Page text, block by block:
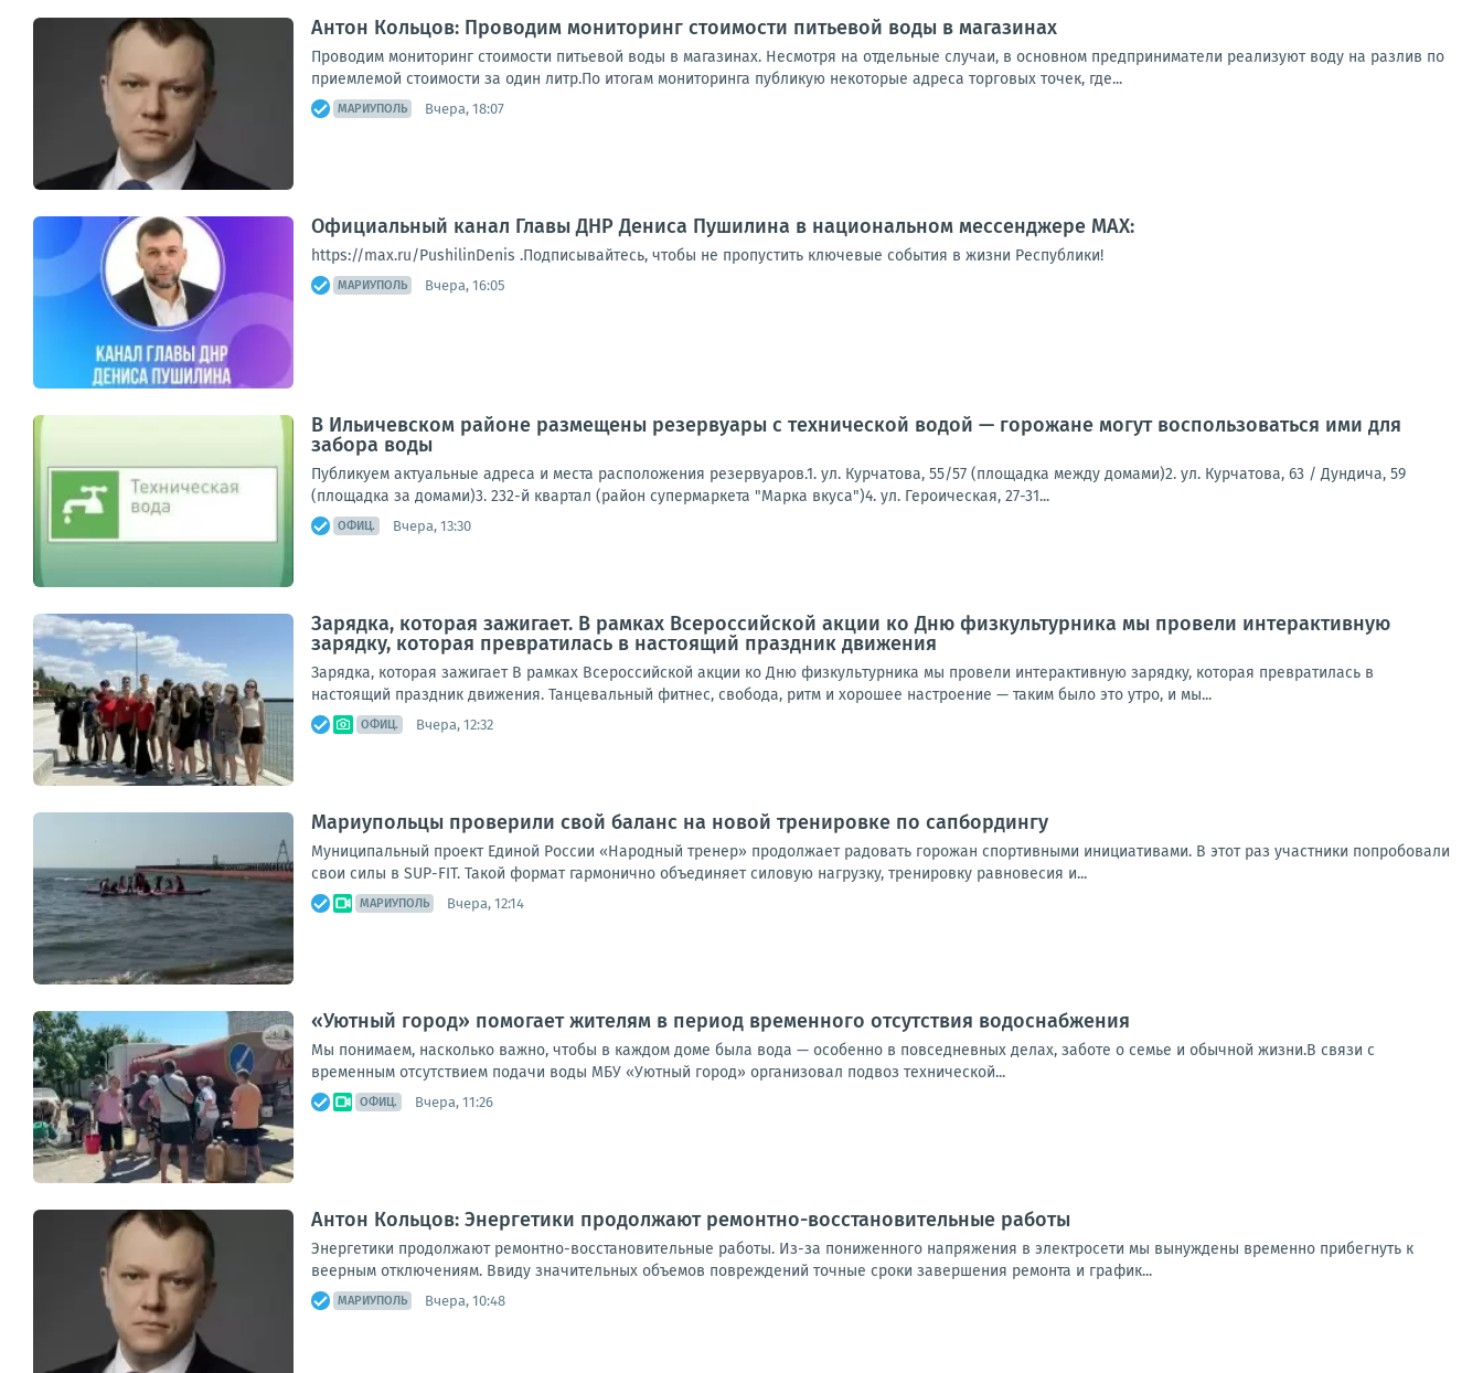
Антон Кольцов: Проводим мониторинг стоимости питьевой воды в магазинах
Проводим мониторинг стоимости питьевой воды в магазинах. Несмотря на отдельные случаи, в основном предприниматели реализуют воду на разлив по
приемлемой стоимости за один литр.По итогам мониторинга публикую некоторые адреса торговых точек, где...
МАРИУПОЛЬ Вчера, 18:07
Официальный канал Главы ДНР Дениса Пушилина в национальном мессенджере MAX:
https://max.ru/PushilinDenis .Подписывайтесь, чтобы не пропустить ключевые события в жизни Республики!
МАРИУПОЛЬ Вчера, 16:05
В Ильичевском районе размещены резервуары с технической водой — горожане могут воспользоваться ими для
забора воды
Публикуем актуальные адреса и места расположения резервуаров.1. ул. Курчатова, 55/57 (площадка между домами)2. ул. Курчатова, 63 / Дундича, 59
(площадка за домами)3. 232-й квартал (район супермаркета "Марка вкуса")4. ул. Героическая, 27-31...
ОФИЦ. Вчера, 13:30
Зарядка, которая зажигает. В рамках Всероссийской акции ко Дню физкультурника мы провели интерактивную
зарядку, которая превратилась в настоящий праздник движения
Зарядка, которая зажигает В рамках Всероссийской акции ко Дню физкультурника мы провели интерактивную зарядку, которая превратилась в
настоящий праздник движения. Танцевальный фитнес, свобода, ритм и хорошее настроение — таким было это утро, и мы...
ОФИЦ. Вчера, 12:32
Мариупольцы проверили свой баланс на новой тренировке по сапбордингу
Муниципальный проект Единой России «Народный тренер» продолжает радовать горожан спортивными инициативами. В этот раз участники попробовали
свои силы в SUP-FIT. Такой формат гармонично объединяет силовую нагрузку, тренировку равновесия и...
МАРИУПОЛЬ Вчера, 12:14
«Уютный город» помогает жителям в период временного отсутствия водоснабжения
Мы понимаем, насколько важно, чтобы в каждом доме была вода — особенно в повседневных делах, заботе о семье и обычной жизни.В связи с
временным отсутствием подачи воды МБУ «Уютный город» организовал подвоз технической...
ОФИЦ. Вчера, 11:26
Антон Кольцов: Энергетики продолжают ремонтно-восстановительные работы
Энергетики продолжают ремонтно-восстановительные работы. Из-за пониженного напряжения в электросети мы вынуждены временно прибегнуть к
веерным отключениям. Ввиду значительных объемов повреждений точные сроки завершения ремонта и график...
МАРИУПОЛЬ Вчера, 10:48